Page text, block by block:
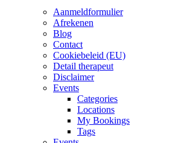
Aanmeldformulier
Afrekenen
Blog
Contact
Cookiebeleid (EU)
Detail therapeut
Disclaimer
Events
Categories
Locations
My Bookings
Tags